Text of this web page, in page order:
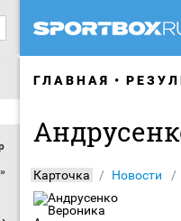
ГЛАВНАЯ
Карточка Новости